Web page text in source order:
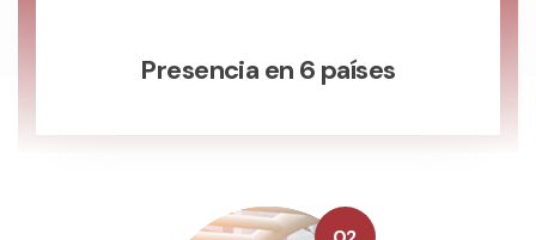
Presencia en 6 países